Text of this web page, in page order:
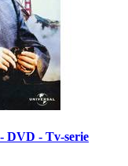
DVD - Tv-serie